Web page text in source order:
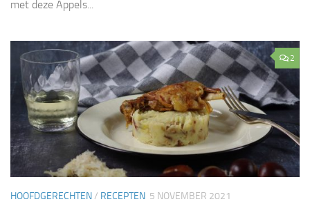
met deze Appels...
2
HOOFDGERECHTEN/ RECEPTEN 5 NOVEMBER 2021